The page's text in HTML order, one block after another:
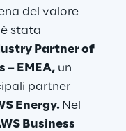
del valore
stata
Partner of
– EMEA, un
partner
Energy. Nel
Business